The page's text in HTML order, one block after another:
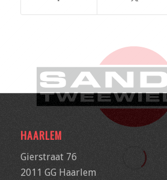
HAARLEM
Gierstraat 76
2011 GG Haarlem